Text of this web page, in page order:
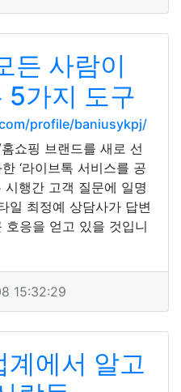
든 사람이
5가지 도구
profile/baniusykpj/
쇼핑 브랜드를 새로 선
‘라이브톡 서비스를 공
행간 고객 질문에 일명
일 최정예 상담사가 답변
응을 얻고 있을 것입니
15:32:29
계에서 알고